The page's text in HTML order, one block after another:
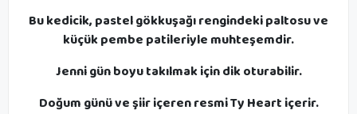
Bu kedicik, pastel gökkuşağı rengindeki paltosu ve
küçük pembe patileriyle muhteşemdir.
Jenni gün boyu takılmak için dik oturabilir.
Doğum günü ve şiir içeren resmi Ty Heart içerir.